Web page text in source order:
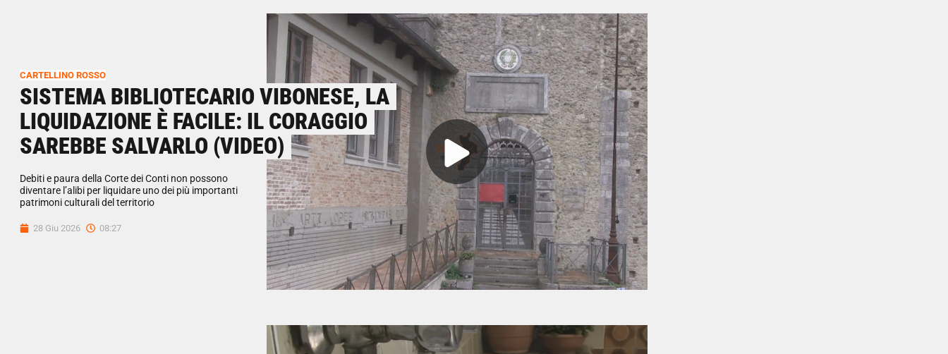
CARTELLINO ROSSO
SISTEMA BIBLIOTECARIO VIBONESE, LA
LIQUIDAZIONE È FACILE: IL CORAGGIO
SAREBBE SALVARLO (VIDEO)
Debiti e paura della Corte dei Conti non possono
diventare l’alibi per liquidare uno dei più importanti
patrimoni culturali del territorio
28 Giu 2026 08:27